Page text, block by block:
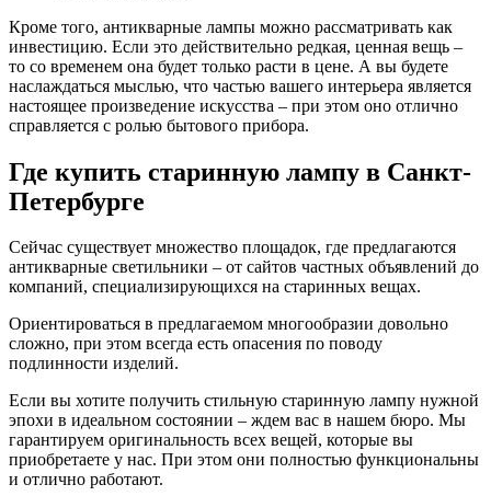
Кроме того, антикварные лампы можно рассматривать как
инвестицию. Если это действительно редкая, ценная вещь –
то со временем она будет только расти в цене. А вы будете
наслаждаться мыслью, что частью вашего интерьера является
настоящее произведение искусства – при этом оно отлично
справляется с ролью бытового прибора.
Где купить старинную лампу в Санкт-
Петербурге
Сейчас существует множество площадок, где предлагаются
антикварные светильники – от сайтов частных объявлений до
компаний, специализирующихся на старинных вещах.
Ориентироваться в предлагаемом многообразии довольно
сложно, при этом всегда есть опасения по поводу
подлинности изделий.
Если вы хотите получить стильную старинную лампу нужной
эпохи в идеальном состоянии – ждем вас в нашем бюро. Мы
гарантируем оригинальность всех вещей, которые вы
приобретаете у нас. При этом они полностью функциональны
и отлично работают.